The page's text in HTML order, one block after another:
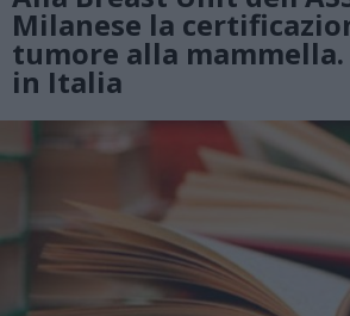
Milanese la
tumore alla mammella.
in Italia